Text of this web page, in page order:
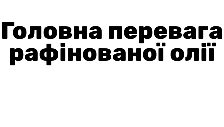
Головна перевага
рафінованої олії